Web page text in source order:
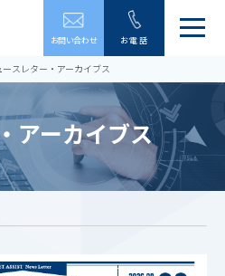
お問い合わせ お電話
メ
ー
閉
す
る
ースレター・アーカイブス
アーカイブス